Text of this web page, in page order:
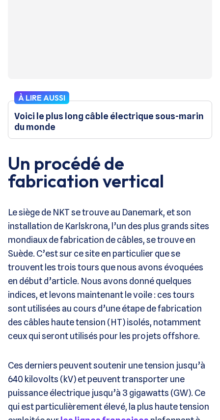
À LIRE AUSSI
Voici le plus long câble électrique sous-marin
du monde
Un procédé de
fabrication vertical
Le siège de NKT se trouve au Danemark, et son
installation de Karlskrona, l’un des plus grands sites
mondiaux de fabrication de câbles, se trouve en
Suède. C’est sur ce site en particulier que se
trouvent les trois tours que nous avons évoquées
en début d’article. Nous avons donné quelques
indices, et levons maintenant le voile : ces tours
sont utilisées au cours d’une étape de fabrication
des câbles haute tension (HT) isolés, notamment
ceux qui seront utilisés pour les projets offshore.
Ces derniers peuvent soutenir une tension jusqu’à
640 kilovolts (kV) et peuvent transporter une
puissance électrique jusqu’à 3 gigawatts (GW). Ce
qui est particulièrement élevé, la plus haute tension